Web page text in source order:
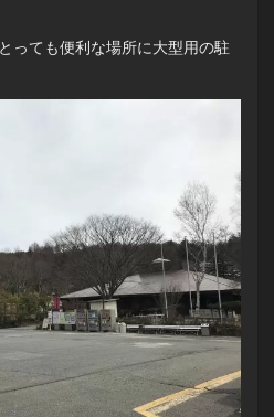
っても便利な場所に大型用の駐